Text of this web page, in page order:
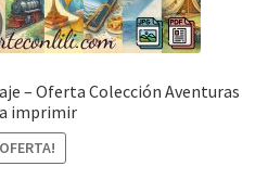
– Oferta Colección Aventuras
imprimir